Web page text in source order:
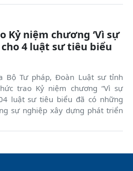
Kỷ niệm chương ‘Vì sự
cho 4 luật sư tiêu biểu
Bộ Tư pháp, Đoàn Luật sư tỉnh
trao Kỷ niệm chương “Vì sự
luật sư tiêu biểu đã có những
sự nghiệp xây dựng phát triển